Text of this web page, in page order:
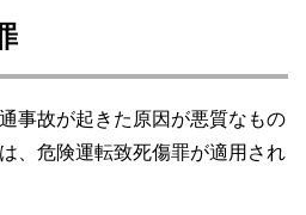
事故が起きた原因が悪質なもの
、危険運転致死傷罪が適用され